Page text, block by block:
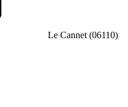
Le Cannet (06110)